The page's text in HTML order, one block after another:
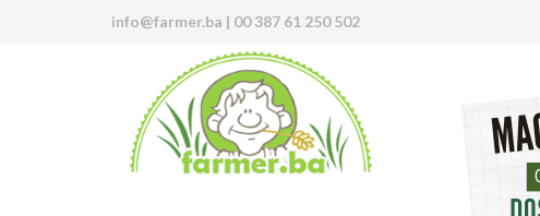
info@farmer.ba | 00 387 61 250 502